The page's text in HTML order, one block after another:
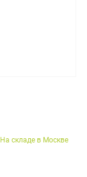
На складе в Москве